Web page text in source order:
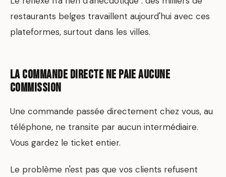
restaurants belges travaillent aujourd'hui avec ces
plateformes, surtout dans les villes.
La commande directe ne paie aucune
commission
Une commande passée directement chez vous, au
téléphone, ne transite par aucun intermédiaire.
Vous gardez le ticket entier.
Le problème n'est pas que vos clients refusent